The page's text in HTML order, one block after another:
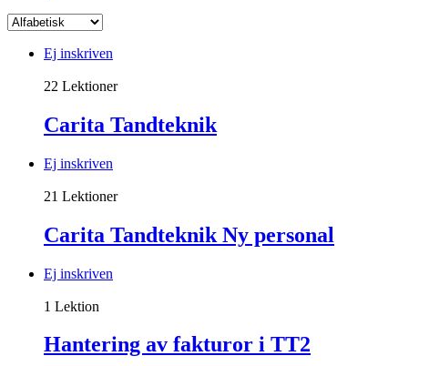
Ej inskriven
22 Lektioner
Carita Tandteknik
Ej inskriven
21 Lektioner
Carita Tandteknik Ny personal
Ej inskriven
1 Lektion
Hantering av fakturor i TT2